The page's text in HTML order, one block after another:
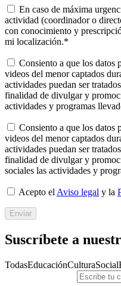
En caso de máxima
actividad (coordinador o
con conocimiento y
mi localización.*
Consiento a que los datos
videos del menor captados
actividades puedan ser
finalidad de divulgar y
actividades y programas
Consiento a que los datos
videos del menor captados
actividades puedan ser
finalidad de divulgar y
sociales las actividades y
Acepto el Aviso legal y la
Suscríbete a
TodasEducaciónCulturaSocial